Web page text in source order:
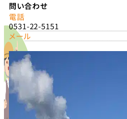
問い合わせ
電話
0531-22-5151
メール